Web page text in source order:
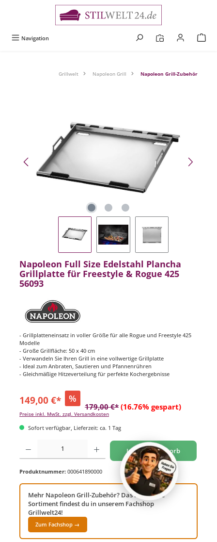
Navigation
Grillwelt Napoleon Grill Napoleon Grill-Zubehör
Napoleon Full Size Edelstahl Plancha
Grillplatte für Freestyle & Rogue 425
56093
- Grillplatteneinsatz in voller Größe für alle Rogue und Freestyle 425
Modelle
- Große Grillfläche: 50 x 40 cm
- Verwandeln Sie Ihren Grill in eine vollwertige Grillplatte
- Ideal zum Anbraten, Sautieren und Pfannenrühren
- Gleichmäßige Hitzeverteilung für perfekte Kochergebnisse
149,00 €* %
179,00 €* (16.76% gespart)
Preise inkl. MwSt. zzgl. Versandkosten
Sofort verfügbar, Lieferzeit: ca. 1 Tag
Produkt Anzahl: Gib den gewünschten Wert ein oder benutze die Schaltflächen um
In den Warenkorb
Produktnummer: 000641890000
Mehr Napoleon Grill-Zubehör? Das komplette
Sortiment findest du in unserem Fachshop
Grillwelt24!
Zum Fachshop →